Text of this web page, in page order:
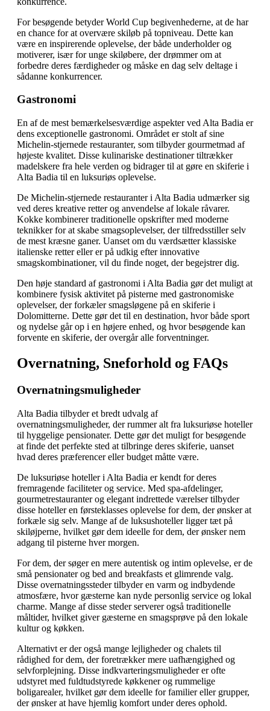
For besøgende betyder World Cup begivenhederne, at de har
en chance for at overvære skiløb på topniveau. Dette kan
være en inspirerende oplevelse, der både underholder og
motiverer, især for unge skiløbere, der drømmer om at
forbedre deres færdigheder og måske en dag selv deltage i
sådanne konkurrencer.
Gastronomi
En af de mest bemærkelsesværdige aspekter ved Alta Badia er
dens exceptionelle gastronomi. Området er stolt af sine
Michelin-stjernede restauranter, som tilbyder gourmetmad af
højeste kvalitet. Disse kulinariske destinationer tiltrækker
madelskere fra hele verden og bidrager til at gøre en skiferie i
Alta Badia til en luksuriøs oplevelse.
De Michelin-stjernede restauranter i Alta Badia udmærker sig
ved deres kreative retter og anvendelse af lokale råvarer.
Kokke kombinerer traditionelle opskrifter med moderne
teknikker for at skabe smagsoplevelser, der tilfredsstiller selv
de mest kræsne ganer. Uanset om du værdsætter klassiske
italienske retter eller er på udkig efter innovative
smagskombinationer, vil du finde noget, der begejstrer dig.
Den høje standard af gastronomi i Alta Badia gør det muligt at
kombinere fysisk aktivitet på pisterne med gastronomiske
oplevelser, der forkæler smagsløgene på en skiferie i
Dolomitterne. Dette gør det til en destination, hvor både sport
og nydelse går op i en højere enhed, og hvor besøgende kan
forvente en skiferie, der overgår alle forventninger.
Overnatning, Sneforhold og FAQs
Overnatningsmuligheder
Alta Badia tilbyder et bredt udvalg af
overnatningsmuligheder, der rummer alt fra luksuriøse hoteller
til hyggelige pensionater. Dette gør det muligt for besøgende
at finde det perfekte sted at tilbringe deres skiferie, uanset
hvad deres præferencer eller budget måtte være.
De luksuriøse hoteller i Alta Badia er kendt for deres
fremragende faciliteter og service. Med spa-afdelinger,
gourmetrestauranter og elegant indrettede værelser tilbyder
disse hoteller en førsteklasses oplevelse for dem, der ønsker at
forkæle sig selv. Mange af de luksushoteller ligger tæt på
skiløjperne, hvilket gør dem ideelle for dem, der ønsker nem
adgang til pisterne hver morgen.
For dem, der søger en mere autentisk og intim oplevelse, er de
små pensionater og bed and breakfasts et glimrende valg.
Disse overnatningssteder tilbyder en varm og indbydende
atmosfære, hvor gæsterne kan nyde personlig service og lokal
charme. Mange af disse steder serverer også traditionelle
måltider, hvilket giver gæsterne en smagsprøve på den lokale
kultur og køkken.
Alternativt er der også mange lejligheder og chalets til
rådighed for dem, der foretrækker mere uafhængighed og
selvforplejning. Disse indkvarteringsmuligheder er ofte
udstyret med fuldtudstyrede køkkener og rummelige
boligarealer, hvilket gør dem ideelle for familier eller grupper,
der ønsker at have hjemlig komfort under deres ophold.